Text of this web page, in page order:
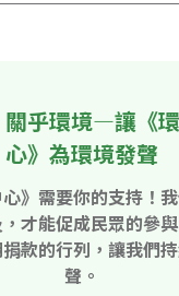
關乎環境—讓《
心》為環境發聲
心》需要你的支持！
才能促成民眾的參
款的行列，讓我們
聲。